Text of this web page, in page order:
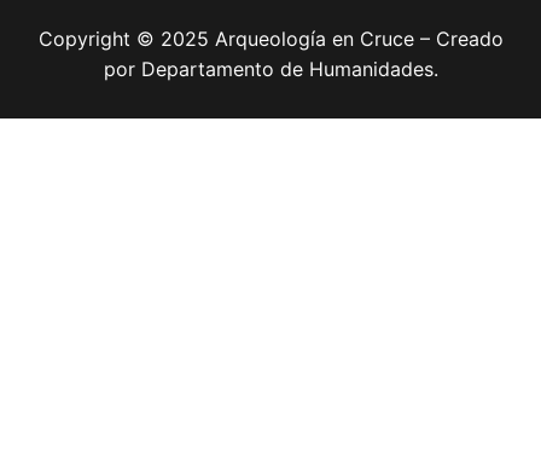
Copyright © 2025 Arqueología en Cruce – Creado
por Departamento de Humanidades.